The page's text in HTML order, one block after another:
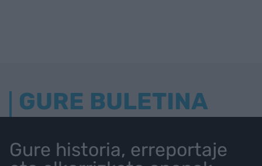
GURE BULETINA
Gure historia, erreportaje